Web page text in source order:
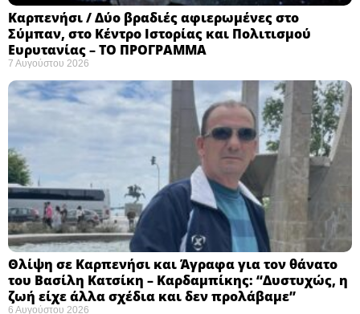
Καρπενήσι / Δύο βραδιές αφιερωμένες στο
Σύμπαν, στο Κέντρο Ιστορίας και Πολιτισμού
Ευρυτανίας – ΤΟ ΠΡΟΓΡΑΜΜΑ
7 Αυγούστου 2026
Θλίψη σε Καρπενήσι και Άγραφα για τον θάνατο
του Βασίλη Κατσίκη – Καρδαμπίκης: “Δυστυχώς, η
ζωή είχε άλλα σχέδια και δεν προλάβαμε”
6 Αυγούστου 2026